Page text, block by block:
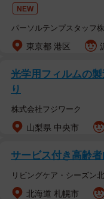
まず、「魅力を感じて
業・管理など）」は
う結果になりました。
NEW
パーソルテンプスタッフ
東京都 港区
光学用フィルムの
り
株式会社フジワーク
山梨県 中央市
サービス付き高齢
リビングケア・シーズン
北海道 札幌市